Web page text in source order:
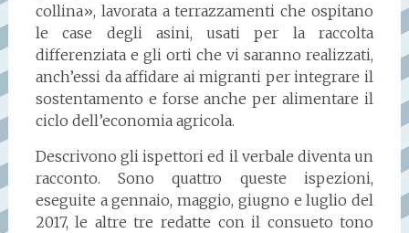
collina», lavorata a terrazzamenti che ospitano
le case degli asini, usati per la raccolta
differenziata e gli orti che vi saranno realizzati,
anch’essi da affidare ai migranti per integrare il
sostentamento e forse anche per alimentare il
ciclo dell’economia agricola.
Descrivono gli ispettori ed il verbale diventa un
racconto. Sono quattro queste ispezioni,
eseguite a gennaio, maggio, giugno e luglio del
2017, le altre tre redatte con il consueto tono